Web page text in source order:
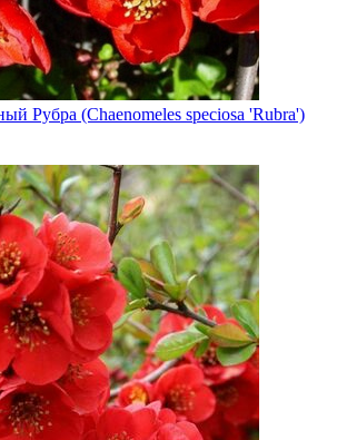
Рубра (Chaenomeles speciosa 'Rubra')